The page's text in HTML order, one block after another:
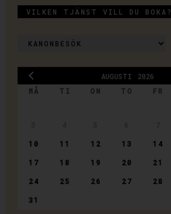
VILKEN TJÄNST VILL DU BOKA?
#
AUGUSTI
2026
MÅ
TI ON TO FR
10
11 12 13 14
17
18 19 20 21
24
25 26 27 28
31